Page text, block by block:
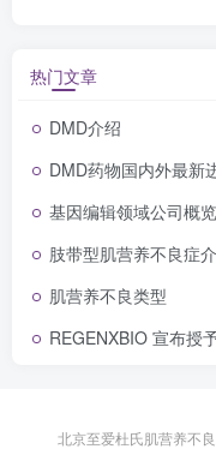
热门文章
DMD介绍
DMD药物国内外最新
基因编辑领域公司概览
肢带型肌营养不良症
肌营养不良类型
REGENXBIO 宣布授
北京至爱杜氏肌营养不